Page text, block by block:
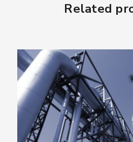
Related